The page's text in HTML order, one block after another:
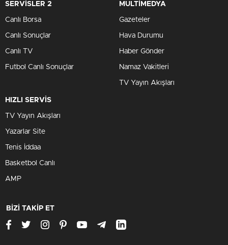
SERVİSLER 2
Canlı Borsa
Canlı Sonuçlar
Canlı TV
Futbol Canlı Sonuçlar
MULTİMEDYA
Gazeteler
Hava Durumu
Haber Gönder
Namaz Vakitleri
TV Yayın Akışları
HIZLI SERVİS
TV Yayın Akışları
Yazarlar Site
Tenis İddaa
Basketbol Canlı
AMP
BİZİ TAKİP ET